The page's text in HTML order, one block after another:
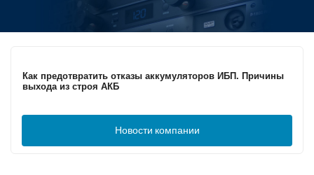
Кабели для промышленных сетей в новом каталоге ANC
Как предотвратить отказы аккумуляторов ИБП. Причины
выхода из строя АКБ
С 3–4 ноября 2025 г. инвентаризация на складе. Отгрузка
товара производиться не будет!
Новости компании